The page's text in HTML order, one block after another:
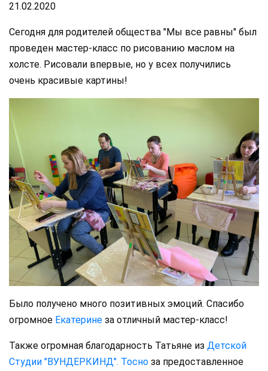
21.02.2020
Сегодня для родителей общества "Мы все равны" был
проведен мастер-класс по рисованию маслом на
холсте. Рисовали впервые, но у всех получились
очень красивые картины!
Было получено много позитивных эмоций. Спасибо
огромное Екатерине за отличный мастер-класс!
Также огромная благодарность Татьяне из Детской
Студии "ВУНДЕРКИНД". Тосно за предоставленное